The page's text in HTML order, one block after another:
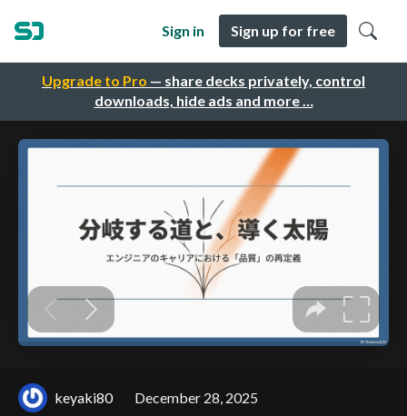
Upgrade to Pro — share decks privately, control
downloads, hide ads and more …
Sign in Sign up for free
keyaki80 December 28, 2025